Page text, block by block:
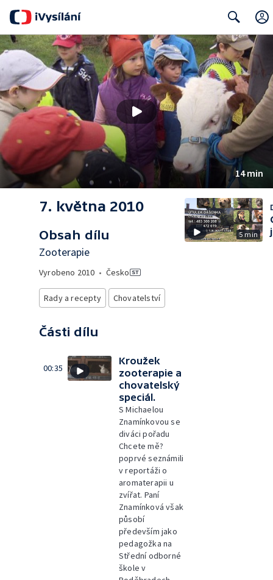
Search
14 min
7. května 2010
Obsah dílu
Zooterapie
Vyrobeno 2010 • Česko
Rady a recepty Chovatelství
Části dílu
00:35
Kroužek
zooterapie a
chovatelský
speciál.
S Michaelou
Znamínkovou se
diváci pořadu
Chcete mě?
poprvé seznámili
v reportáži o
aromaterapii u
zvířat. Paní
Znamínková však
působí
především jako
pedagožka na
Střední odborné
škole v
5 min